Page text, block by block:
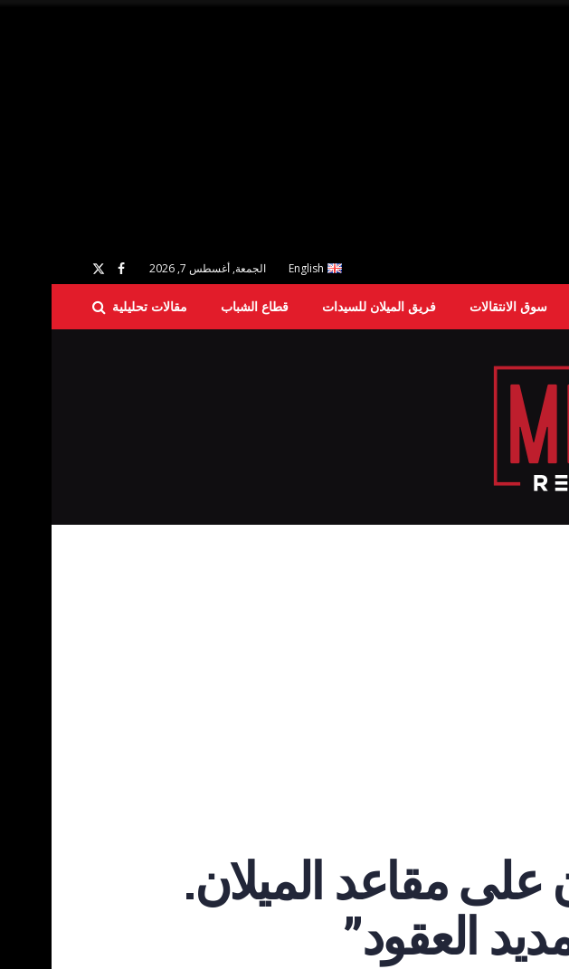
English الجمعة, أغسطس 7, 2026
سوق الانتقالات فريق الميلان للسيدات قطاع الشباب مقالات تحليلية
مقاعد الميلان.
العقود”